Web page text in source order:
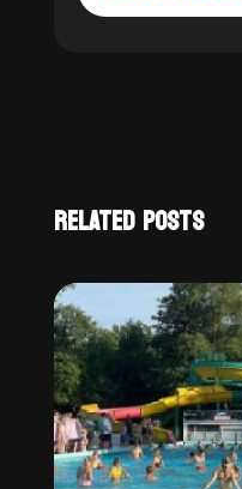
RELATED POSTS